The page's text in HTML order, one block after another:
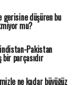
gerisine düşüren bu
mu?
Pakistan
parçasıdır
ne kadar büyüğüz